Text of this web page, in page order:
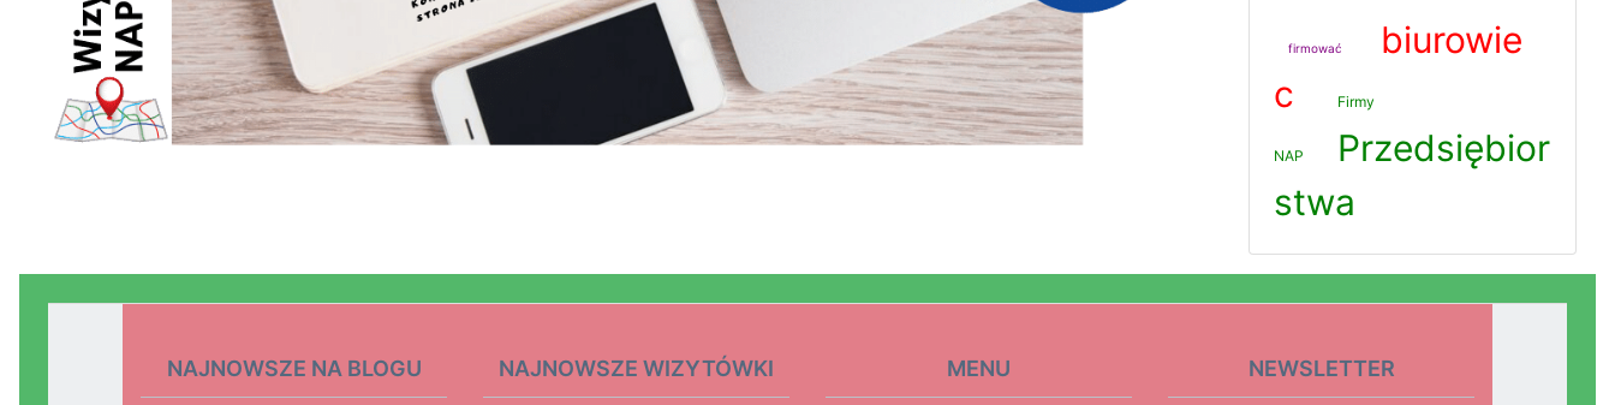
firmować
biurowie
c
Firmy
NAP
Przedsiębior
stwa
NAJNOWSZE NA BLOGU NAJNOWSZE WIZYTÓWKI MENU NEWSLETTER